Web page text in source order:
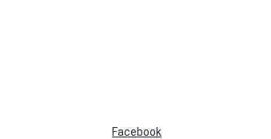
Facebook